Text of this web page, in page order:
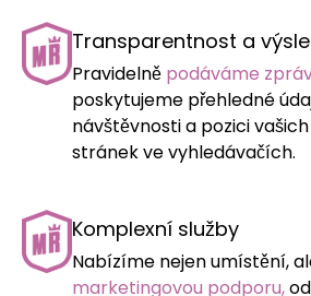
Transparentnost a
Pravidelně podáváme
poskytujeme přehledné
návštěvnosti a pozici
stránek ve vyhledávačích.
Komplexní služby
Nabízíme nejen umístění,
marketingovou podporu,